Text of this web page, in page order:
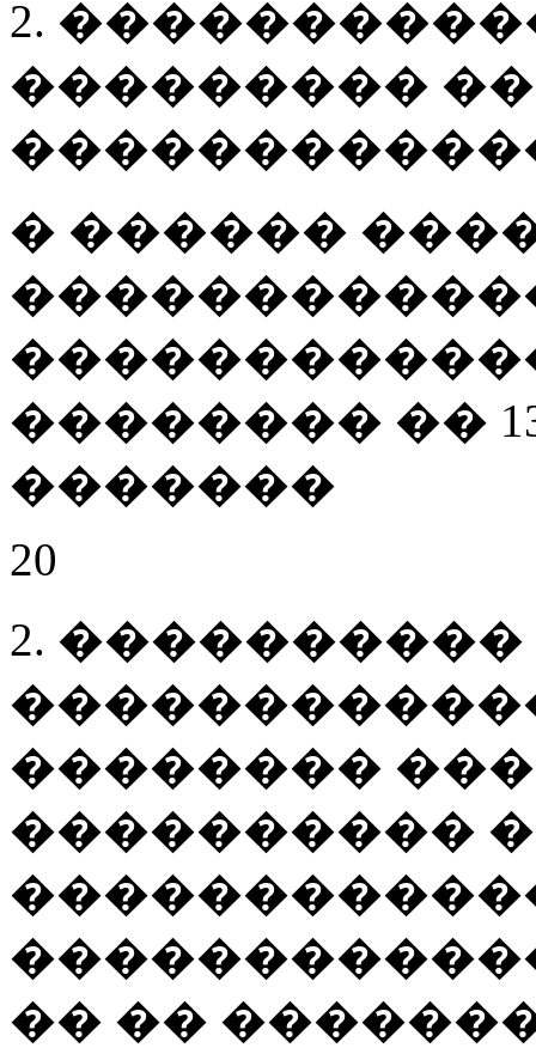
2.
���������
� ������
�������� ��
�������
20
2. ����������
��������
���������� �
�� ��